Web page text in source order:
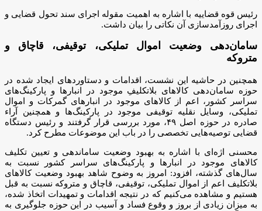
رئیس قوه قضاییه با اشاره به اهمیت مقوله اجرای سند تحول قضایی و
اجرای روزآمدسازی آن نکاتی را بیان داشت.
سامان‌دهی وضعیت اموال تملیکی، توقیفی، قاچاق و
متروکه
همچنین در حاشیه این نشست، اقدامات و دستاوردهای ایجاد شده در
حوزه سامان‌دهی کالاهای بلاتکلیف‌ِ موجود در انبارها و پارکینگ‌های
سراسر کشور، اعم از کالاهای موجود در انبارهای گمرکات و اموال
تملیکی، وسایل نقلیه توقیفی موجود در پارکینگ‌ها و همچنین آراء
صادره در حوزه اصل ۴۹، مورد بررسی قرار گرفتند و رئیس دستگاه
قضایی توصیه‌هایی تخصصی را در باب این موضوعات مطرح کرد.
محسنی اژه‌ای با اشاره به بهبود وضعیت ساماندهی و تعیین تکلیف
کالاهای موجود در انبارها و پارکینگ‌های سراسر کشور نسبت به
سال‌های گذشته، افزود: امروز به وضوح شاهد بهبود وضعیت کالاهای
بلاتکلیف اعم از اموال تملیکی، توقیفی، قاچاق و متروکه نسبت به قبل
هستیم و مشاهده می‌کنیم که در نتیجه اقدامات و تمهیدات اتخاذ ‌شده،
به میزان زیادی از بروز و وقوع فساد و آسیب در این حوزه جلوگیری به